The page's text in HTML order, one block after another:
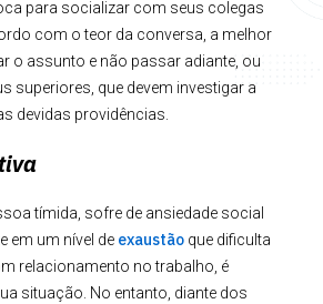
para socializar com seus colegas
com o teor da conversa, a melhor
o assunto e não passar adiante, ou
superiores, que devem investigar a
devidas providências.
tímida, sofre de ansiedade social
em um nível de exaustãoque dificulta
relacionamento no trabalho, é
situação. No entanto, diante dos